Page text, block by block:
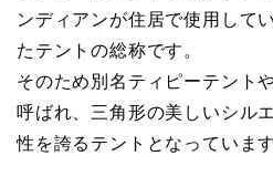
ンディアンが住居で使用して
たテントの総称です。
そのため別名ティピーテント
呼ばれ、三角形の美しいシル
性を誇るテントとなっています